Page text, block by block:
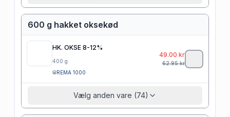
600 g hakket oksekød
HK. OKSE 8-12%
400 g
REMA 1000
49.00 kr
62.95kr
Vælg anden vare (74)